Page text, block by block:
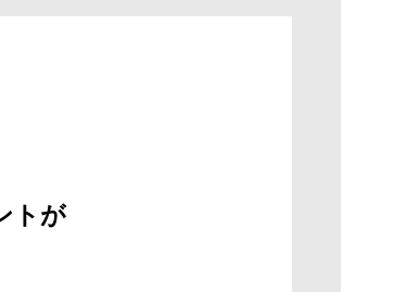
トが